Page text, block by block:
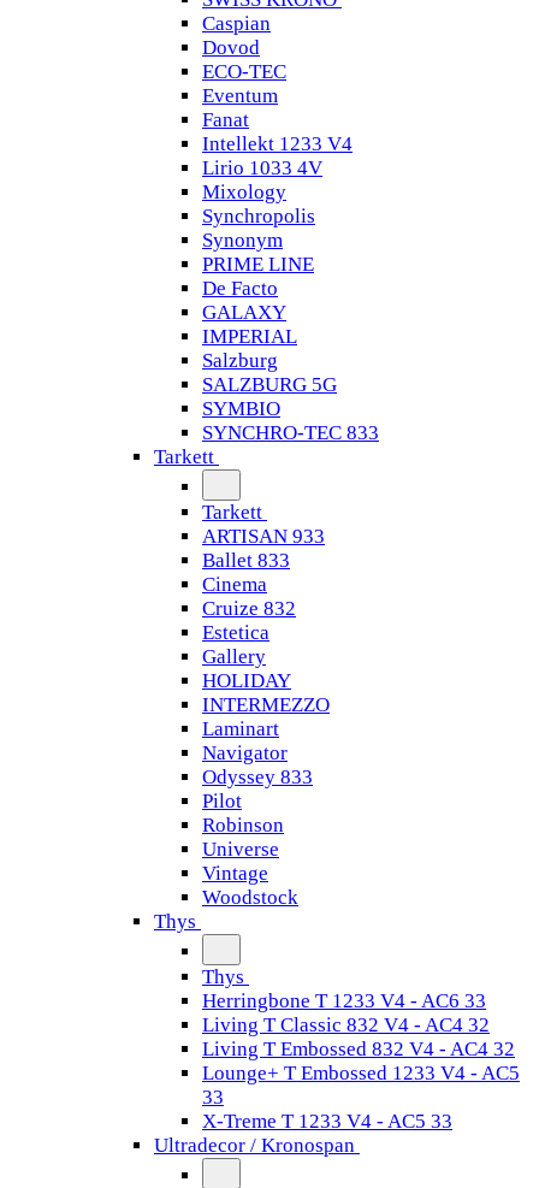
Caspian
Dovod
ECO-TEC
Eventum
Fanat
Intellekt 1233 V4
Lirio 1033 4V
Mixology
Synchropolis
Synonym
PRIME LINE
De Facto
GALAXY
IMPERIAL
Salzburg
SALZBURG 5G
SYMBIO
SYNCHRO-TEC 833
Tarkett
Tarkett
ARTISAN 933
Ballet 833
Cinema
Cruize 832
Estetica
Gallery
HOLIDAY
INTERMEZZO
Laminart
Navigator
Odyssey 833
Pilot
Robinson
Universe
Vintage
Woodstock
Thys
Thys
Herringbone T 1233 V4 - AC6 33
Living T Classic 832 V4 - AC4 32
Living T Embossed 832 V4 - AC4 32
Lounge+ T Embossed 1233 V4 - AC5
33
X-Treme T 1233 V4 - AC5 33
Ultradecor / Kronospan